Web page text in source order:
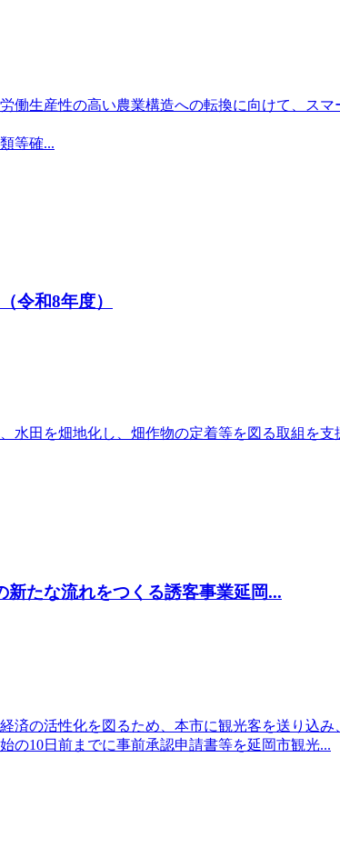
働⽣産性の⾼い農業構造への転換に向けて、ス
等確...
令和8年度）
水田を畑地化し、畑作物の定着等を図る取組を支
たな流れをつくる誘客事業延岡...
済の活性化を図るため、本市に観光客を送り込
の10日前までに事前承認申請書等を延岡市観光...